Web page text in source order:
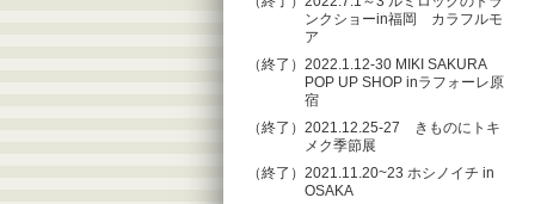
ンクショーin福岡 カラフルモ
ア
（終了）2022.1.12-30 MIKI SAKURA
POP UP SHOP inラフォーレ原
宿
（終了）2021.12.25-27 きものにトキ
メク季節展
（終了）2021.11.20~23 ホシノイチ in
OSAKA